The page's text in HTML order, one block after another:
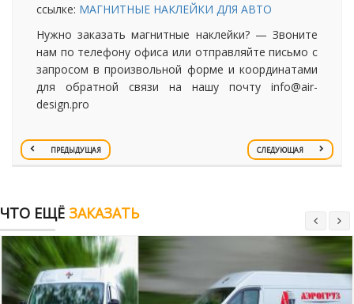
ссылке: МАГНИТНЫЕ НАКЛЕЙКИ ДЛЯ АВТО
Нужно заказать магнитные наклейки? — Звоните
нам по телефону офиса или отправляйте письмо с
запросом в произвольной форме и координатами
для обратной связи на нашу почту info@air-
design.pro
ПРЕДЫДУЩАЯ СЛЕДУЮЩАЯ
ЧТО ЕЩЁ ЗАКАЗАТЬ